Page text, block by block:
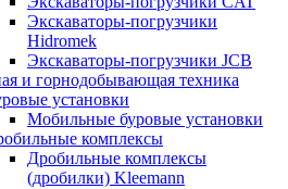
Экскаваторы-погрузчики
Hidromek
Экскаваторы-погрузчики JCB
и горнодобывающая техника
установки
Мобильные буровые установки
комплексы
Дробильные комплексы
(дробилки) Kleemann